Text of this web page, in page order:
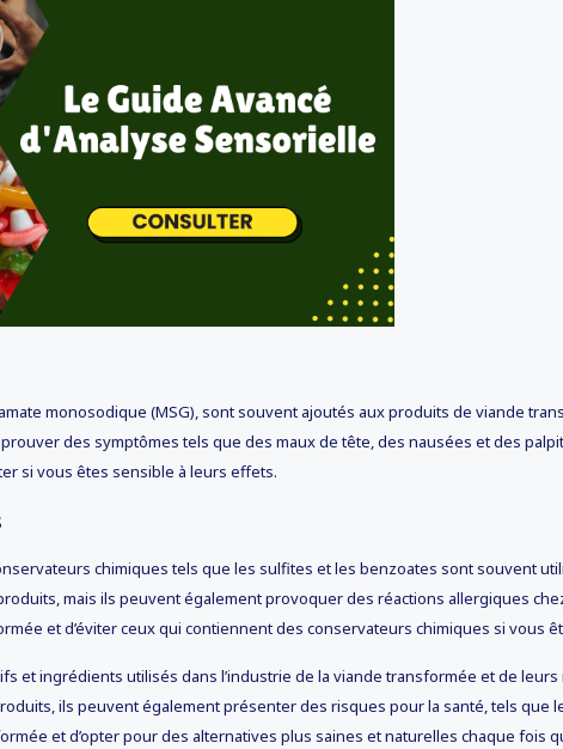
monosodique (MSG), sont souvent ajoutés aux produits de viande
des symptômes tels que des maux de tête, des nausées et des
si vous êtes sensible à leurs effets.
chimiques tels que les sulfites et les benzoates sont souvent
mais ils peuvent également provoquer des réactions allergiques
et d’éviter ceux qui contiennent des conservateurs chimiques si vous
et ingrédients utilisés dans l’industrie de la viande transformée et de
ils peuvent également présenter des risques pour la santé, tels que
et d’opter pour des alternatives plus saines et naturelles chaque fois